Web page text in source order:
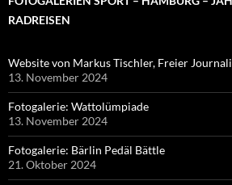
RADREISEN
Website von Markus Tischler, Freier
13. November 2024
Fotogalerie: Wattolümpiade
13. November 2024
Fotogalerie: Bärlin Pedäl Bättle
21. Oktober 2024